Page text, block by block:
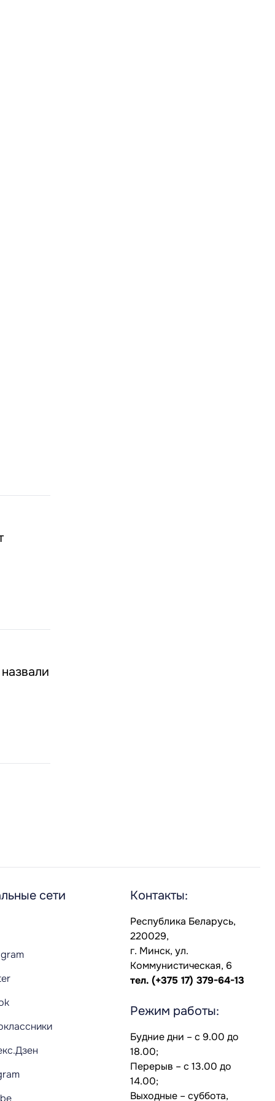
сети Контакты:
Республика Беларусь,
220029,
г. Минск, ул.
Коммунистическая, 6
тел. (+375 17) 379-64-13
Режим работы:
Будние дни – с 9.00 до
18.00;
Перерыв – с 13.00 до
14.00;
Выходные – суббота,